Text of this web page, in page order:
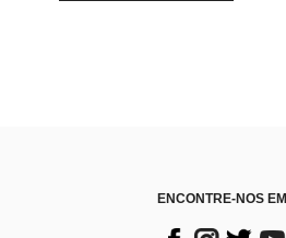
ENCONTRE-NOS EM